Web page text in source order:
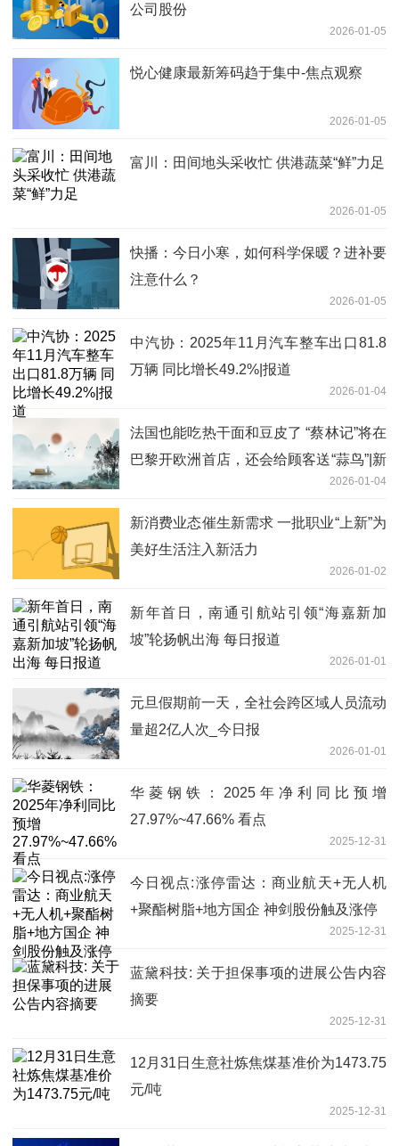
公司股份
2026-01-05
悦心健康最新筹码趋于集中-焦点观察
2026-01-05
富川：田间地头采收忙 供港蔬菜“鲜”力足
2026-01-05
快播：今日小寒，如何科学保暖？进补要
注意什么？
2026-01-05
中汽协：2025年11月汽车整车出口81.8
万辆 同比增长49.2%|报道
2026-01-04
法国也能吃热干面和豆皮了 “蔡林记”将在
巴黎开欧洲首店，还会给顾客送“蒜鸟”|新
2026-01-04
新消费业态催生新需求 一批职业“上新”为
美好生活注入新活力
2026-01-02
新年首日，南通引航站引领“海嘉新加
坡”轮扬帆出海 每日报道
2026-01-01
元旦假期前一天，全社会跨区域人员流动
量超2亿人次_今日报
2026-01-01
华菱钢铁：2025年净利同比预增
27.97%~47.66% 看点
2025-12-31
今日视点:涨停雷达：商业航天+无人机
+聚酯树脂+地方国企 神剑股份触及涨停
2025-12-31
蓝黛科技: 关于担保事项的进展公告内容
摘要
2025-12-31
12月31日生意社炼焦煤基准价为1473.75
元/吨
2025-12-31